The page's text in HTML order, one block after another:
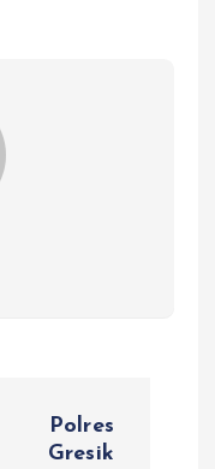
Polres
Gresik